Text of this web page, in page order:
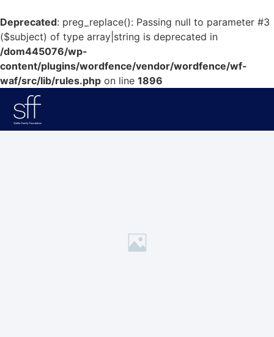
Deprecated: preg_replace(): Passing null to parameter #3
($subject) of type array|string is deprecated in
/dom445076/wp-
content/plugins/wordfence/vendor/wordfence/wf-
waf/src/lib/rules.php on line 1896